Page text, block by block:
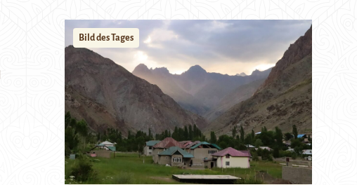
Bild des Tages